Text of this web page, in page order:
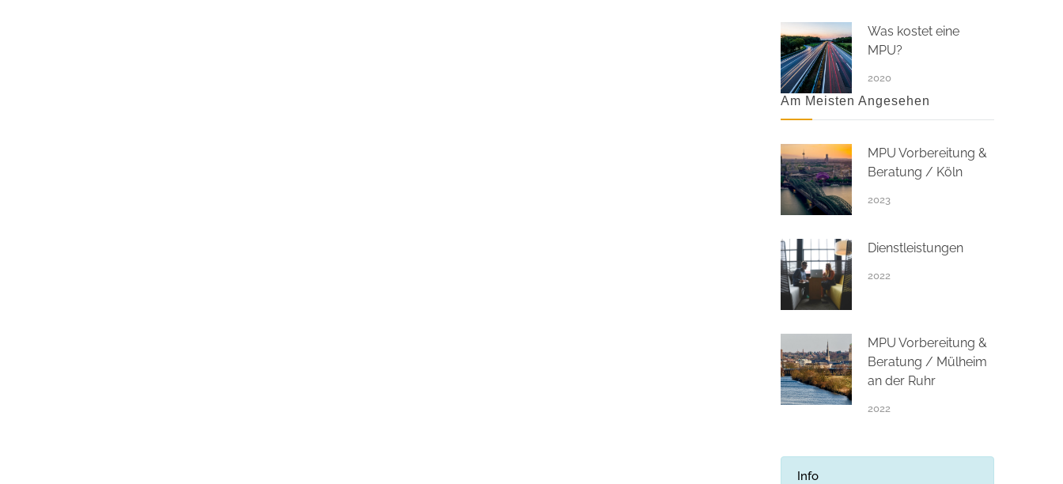
Was kostet eine
MPU?
2020
Am Meisten Angesehen
MPU Vorbereitung &
Beratung / Köln
2023
Dienstleistungen
2022
MPU Vorbereitung &
Beratung / Mülheim
an der Ruhr
2022
Info